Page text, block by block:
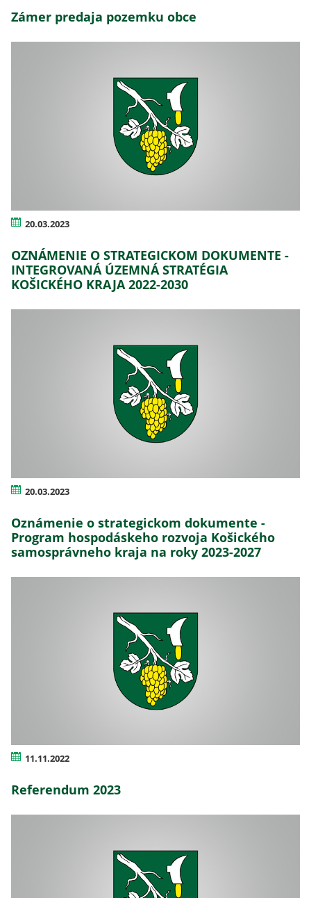
Zámer predaja pozemku obce
20.03.2023
OZNÁMENIE O STRATEGICKOM DOKUMENTE -
INTEGROVANÁ ÚZEMNÁ STRATÉGIA
KOŠICKÉHO KRAJA 2022-2030
20.03.2023
Oznámenie o strategickom dokumente -
Program hospodáskeho rozvoja Košického
samosprávneho kraja na roky 2023-2027
11.11.2022
Referendum 2023